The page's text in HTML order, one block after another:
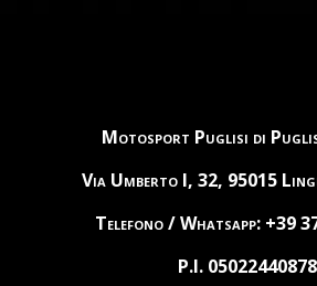
Motosport Puglisi di
Via Umberto I, 32, 95015
Telefono / Whatsapp: +39
P.I. 05022440878